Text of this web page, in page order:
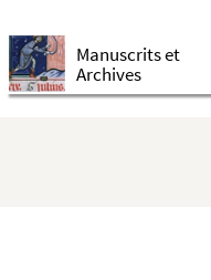
Manuscrits et
Archives